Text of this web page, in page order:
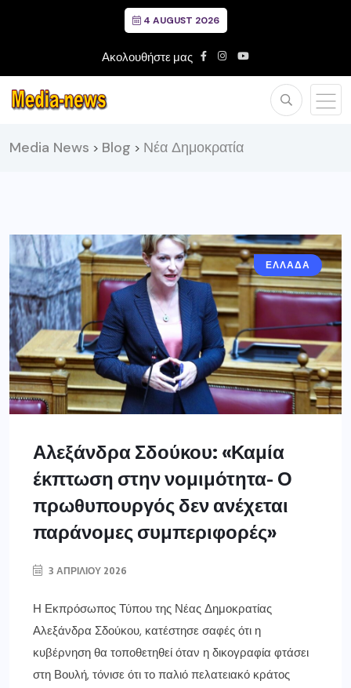
4 AUGUST 2026
Ακολουθήστε μας
Media News > Blog > Νέα Δημοκρατία
ΕΛΛΑΔΑ
Αλεξάνδρα Σδούκου: «Καμία
έκπτωση στην νομιμότητα- Ο
πρωθυπουργός δεν ανέχεται
παράνομες συμπεριφορές»
3 ΑΠΡΙΛΊΟΥ 2026
Η Εκπρόσωπος Τύπου της Νέας Δημοκρατίας
Αλεξάνδρα Σδούκου, κατέστησε σαφές ότι η
κυβέρνηση θα τοποθετηθεί όταν η δικογραφία φτάσει
στη Βουλή, τόνισε ότι το παλιό πελατειακό κράτος